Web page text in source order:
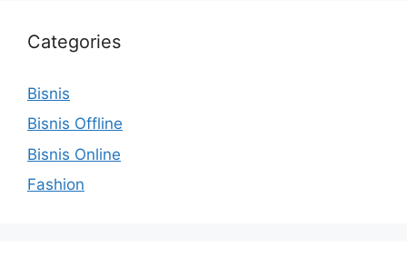
Categories
Bisnis
Bisnis Offline
Bisnis Online
Fashion